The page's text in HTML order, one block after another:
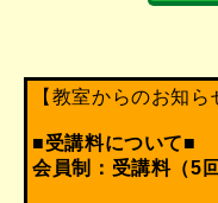
【教室からのお知ら
■受講料について■
会員制：受講料（5